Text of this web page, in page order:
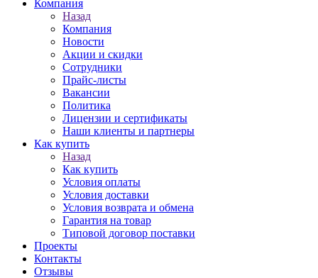
Компания
Назад
Компания
Новости
Акции и скидки
Сотрудники
Прайс-листы
Вакансии
Политика
Лицензии и сертификаты
Наши клиенты и партнеры
Как купить
Назад
Как купить
Условия оплаты
Условия доставки
Условия возврата и обмена
Гарантия на товар
Типовой договор поставки
Проекты
Контакты
Отзывы